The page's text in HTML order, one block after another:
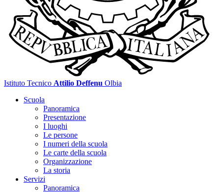
Istituto Tecnico Attilio Deffenu Olbia
Scuola
Panoramica
Presentazione
I luoghi
Le persone
I numeri della scuola
Le carte della scuola
Organizzazione
La storia
Servizi
Panoramica